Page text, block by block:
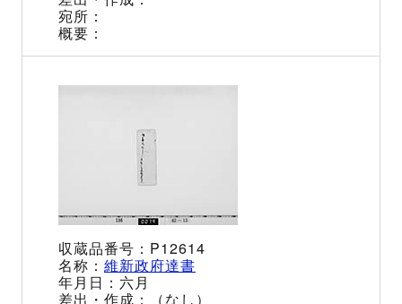
P12614
維新政府達書
六月
（なし）